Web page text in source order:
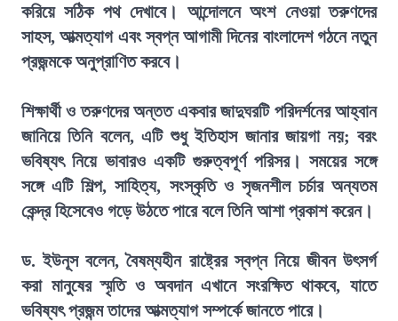
করিয়ে সঠিক পথ দেখাবে। আন্দোলনে অংশ নেওয়া তরুণদের
সাহস, আত্মত্যাগ এবং স্বপ্ন আগামী দিনের বাংলাদেশ গঠনে নতুন
প্রজন্মকে অনুপ্রাণিত করবে।
শিক্ষার্থী ও তরুণদের অন্তত একবার জাদুঘরটি পরিদর্শনের আহ্বান
জানিয়ে তিনি বলেন, এটি শুধু ইতিহাস জানার জায়গা নয়; বরং
ভবিষ্যৎ নিয়ে ভাবারও একটি গুরুত্বপূর্ণ পরিসর। সময়ের সঙ্গে
সঙ্গে এটি শিল্প, সাহিত্য, সংস্কৃতি ও সৃজনশীল চর্চার অন্যতম
কেন্দ্র হিসেবেও গড়ে উঠতে পারে বলে তিনি আশা প্রকাশ করেন।
ড. ইউনূস বলেন, বৈষম্যহীন রাষ্ট্রের স্বপ্ন নিয়ে জীবন উৎসর্গ
করা মানুষের স্মৃতি ও অবদান এখানে সংরক্ষিত থাকবে, যাতে
ভবিষ্যৎ প্রজন্ম তাদের আত্মত্যাগ সম্পর্কে জানতে পারে।